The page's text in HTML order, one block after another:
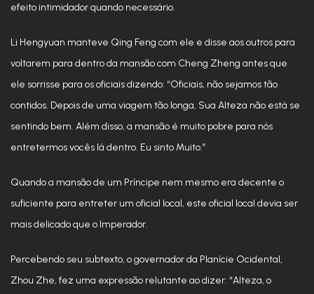
efeito intimidador quando necessário.
Li Hengyuan manteve Qing Feng com ele e disse aos outros para
voltarem para dentro da mansão com Cheng Zheng antes que
ele sorrisse para os oficiais dizendo: “Oficiais, não sejamos tão
contidos. Depois de uma viagem tão longa, Sua Alteza não está se
sentindo bem. Além disso, a mansão é muito pobre para nós
entretermos vocês lá dentro. Eu sinto Muito.”
Quando a mansão de um Príncipe nem mesmo era decente o
suficiente para entreter um oficial local, este oficial local devia ser
mais delicado que o Imperador.
Percebendo seu subtexto, o governador da Planície Ocidental,
Zhou Zhe, fez uma expressão relutante ao dizer: “Alteza, o